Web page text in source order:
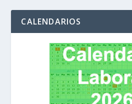
CALENDARIOS